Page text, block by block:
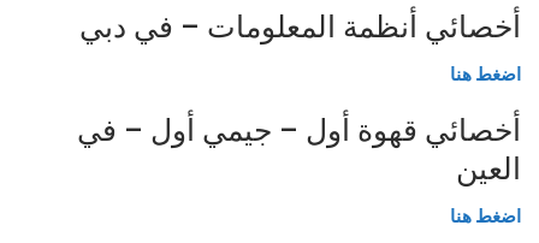
أخصائي أنظمة المعلومات – في دبي
اضغط هنا
أخصائي قهوة أول – جيمي أول – في
العين
اضغط هنا